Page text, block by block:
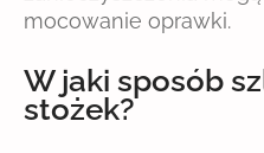
mocowanie oprawki.
W jaki sposób
stożek?